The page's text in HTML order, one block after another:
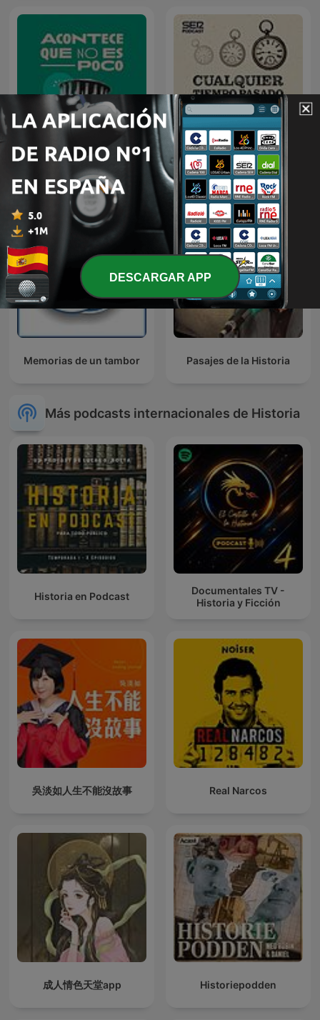
Acontece que no es poco
con Nieves Concostrina
Cualquier tiempo pasado
fue anterior
Memorias de un tambor Pasajes de la Historia
Más podcasts internacionales de Historia
Historia en Podcast
Documentales TV -
Historia y Ficción
吳淡如人生不能沒故事 Real Narcos
成人情色天堂app Historiepodden
DESCARGAR APP